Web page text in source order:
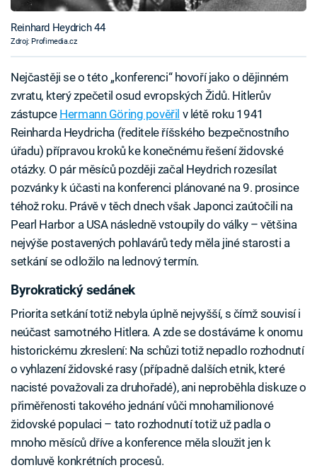
Reinhard Heydrich 44
Zdroj: Profimedia.cz
Nejčastěji se o této „konferenci“ hovoří jako o dějinném
zvratu, který zpečetil osud evropských Židů. Hitlerův
zástupce Hermann Göring pověřil v létě roku 1941
Reinharda Heydricha (ředitele říšského bezpečnostního
úřadu) přípravou kroků ke konečnému řešení židovské
otázky. O pár měsíců později začal Heydrich rozesílat
pozvánky k účasti na konferenci plánované na 9. prosince
téhož roku. Právě v těch dnech však Japonci zaútočili na
Pearl Harbor a USA následně vstoupily do války – většina
nejvýše postavených pohlavárů tedy měla jiné starosti a
setkání se odložilo na lednový termín.
Byrokratický sedánek
Priorita setkání totiž nebyla úplně nejvyšší, s čímž souvisí i
neúčast samotného Hitlera. A zde se dostáváme k onomu
historickému zkreslení: Na schůzi totiž nepadlo rozhodnutí
o vyhlazení židovské rasy (případně dalších etnik, které
nacisté považovali za druhořadé), ani neproběhla diskuze o
přiměřenosti takového jednání vůči mnohamilionové
židovské populaci – tato rozhodnutí totiž už padla o
mnoho měsíců dříve a konference měla sloužit jen k
domluvě konkrétních procesů.